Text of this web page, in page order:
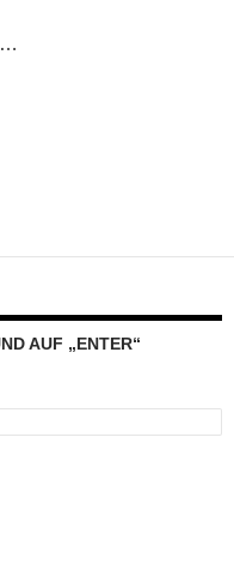
…
AUF „ENTER“